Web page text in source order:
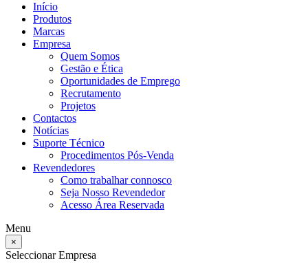
Início
Produtos
Marcas
Empresa
Quem Somos
Gestão e Ética
Oportunidades de Emprego
Recrutamento
Projetos
Contactos
Notícias
Suporte Técnico
Procedimentos Pós-Venda
Revendedores
Como trabalhar connosco
Seja Nosso Revendedor
Acesso Área Reservada
Menu
×
Seleccionar Empresa